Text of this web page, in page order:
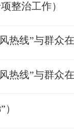
整治工作）
热线”与群众
热线”与群众